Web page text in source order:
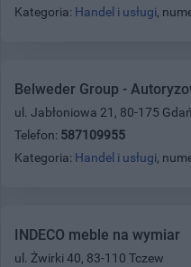
Kategoria: Handel i usługi,
Belweder Group -
ul. Jabłoniowa 21, 80-175
Telefon: 587109955
Kategoria: Handel i usługi,
INDECO meble na wymiar
ul. Żwirki 40, 83-110 Tczew